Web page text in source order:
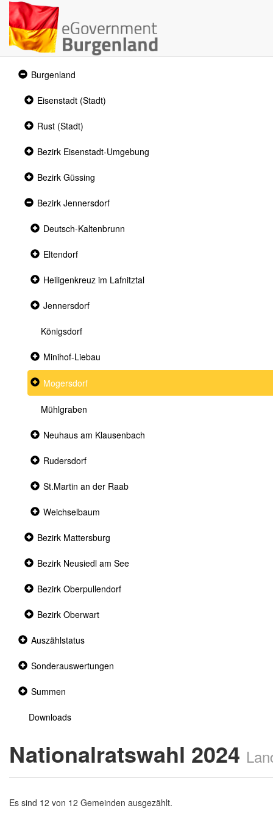
Expanded
section
Burgenland
Collapsed
Eisenstadt (Stadt)
Collapsed
section
Rust (Stadt)
Collapsed
Bezirk Eisenstadt-Umgebung
Collapsed
Bezirk Güssing
Expanded
Bezirk Jennersdorf
Collapsed
Deutsch-Kaltenbrunn
Collapsed
Eltendorf
Collapsed
section
Heiligenkreuz im Lafnitztal
Collapsed
Jennersdorf
Königsdorf
Collapsed
Minihof-Liebau
Collapsed
section
Mogersdorf
Mühlgraben
Collapsed
Neuhaus am Klausenbach
Collapsed
Rudersdorf
Collapsed
St.Martin an der Raab
Collapsed
Weichselbaum
Collapsed
Bezirk Mattersburg
Collapsed
Bezirk Neusiedl am See
Collapsed
Bezirk Oberpullendorf
Collapsed
Bezirk Oberwart
Collapsed
Auszählstatus
Collapsed
Sonderauswertungen
Collapsed
Summen
Downloads
Nationalratswahl 2024
Es sind 12 von 12 Gemeinden ausgezählt.